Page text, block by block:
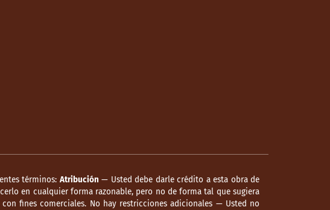
términos: Atribución — Usted debe darle crédito a esta obra de
en cualquier forma razonable, pero no de forma tal que sugiera
fines comerciales. No hay restricciones adicionales — Usted no